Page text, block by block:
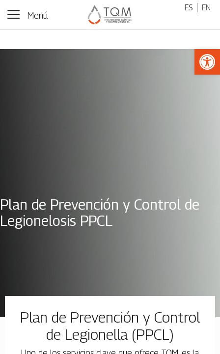
Menú
Plan de Prevención y Control de
Legionelosis PPCL
Plan de Prevención y Control
de Legionella (PPCL)
ES EN
Abrir